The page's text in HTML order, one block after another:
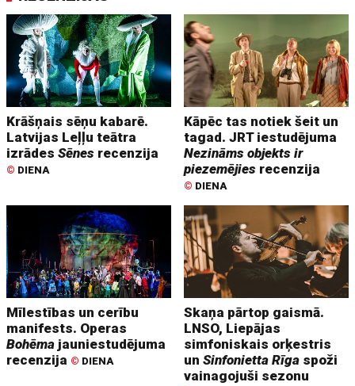
Krāšņais sēņu kabarē.
Latvijas Leļļu teātra
izrādesSēnes recenzija
© DIENA
Kāpēc tas notiek šeit un
tagad. JRT iestudējuma
Nezināms objekts ir
piezemējies recenzija
© DIENA
Mīlestības un cerību
manifests. Operas
Bohēma jauniestudējuma
recenzija © DIENA
Skaņa pārtop gaismā.
LNSO, Liepājas
simfoniskais orķestris
unSinfonietta Rīga spoži
vainagojuši sezonu